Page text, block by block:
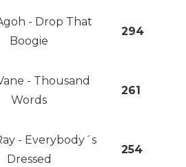
- Drop That
Boogie
294
- Thousand
Words
261
- Everybody´s
Dressed
254